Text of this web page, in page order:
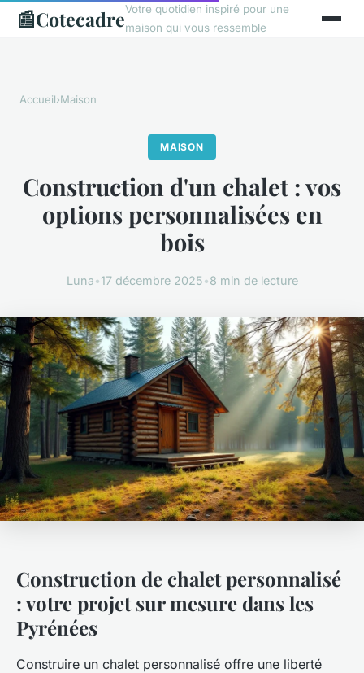
📰CotecadreVotre quotidien inspiré pour une
maison qui vous ressemble
Accueil›Maison
MAISON
Construction d'un chalet : vos
options personnalisées en
bois
Luna•17 décembre 2025•8 min de lecture
Construction de chalet personnalisé
: votre projet sur mesure dans les
Pyrénées
Construire un chalet personnalisé offre une liberté